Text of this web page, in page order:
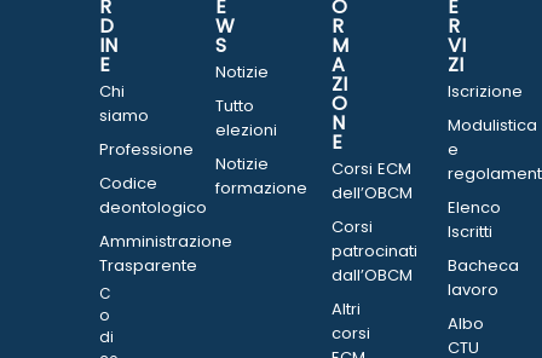
R
D
IN
E
Chi
siamo
Professione
Codice
deontologico
Amministrazione
Trasparente
C
o
di
E
W
S
Notizie
Tutto
elezioni
Notizie
formazione
O
R
M
A
ZI
O
N
E
Corsi ECM
dell’OBCM
Corsi
patrocinati
dall’OBCM
Altri
corsi
E
R
VI
ZI
Iscrizione
Modulistica
e
Elenco
Iscritti
Bacheca
lavoro
Albo
CTU